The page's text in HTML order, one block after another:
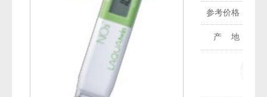
参考价格：
产 地：